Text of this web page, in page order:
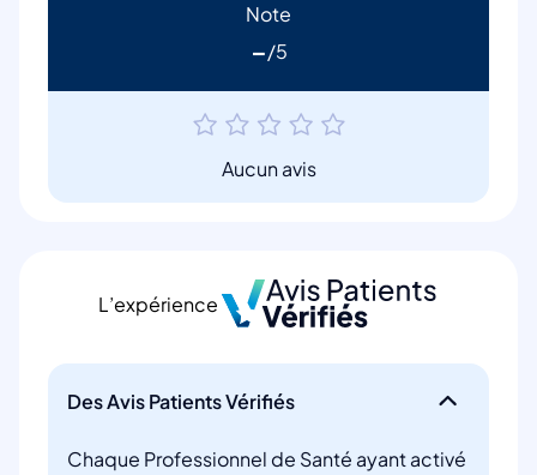
Note
-
Aucun avis
L’expérience
Des Avis Patients Vérifiés
Chaque Professionnel de Santé ayant activé